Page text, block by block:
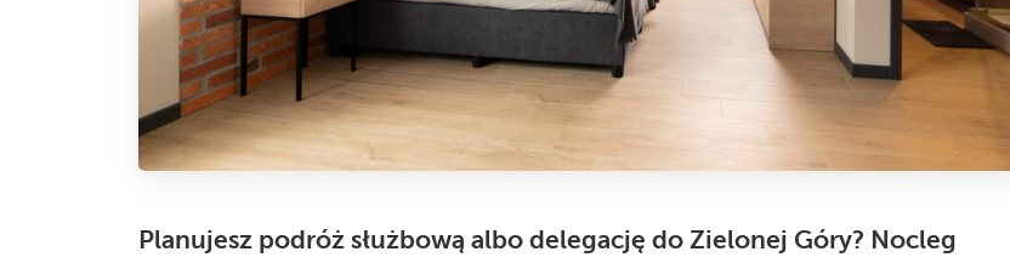
Planujesz podróż służbową albo delegację do Zielonej Góry? Nocleg